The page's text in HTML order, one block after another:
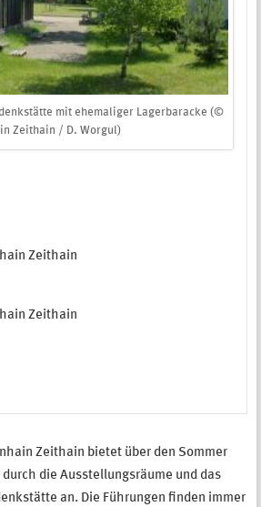
mit ehemaliger Lagerbaracke (©
Zeithain / D. Worgul)
Zeithain
Zeithain
Zeithain bietet über den Sommer
die Ausstellungsräume und das
an. Die Führungen finden immer